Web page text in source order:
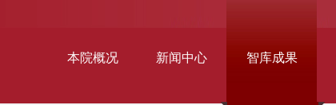
本院概况 新闻中心 智库成果